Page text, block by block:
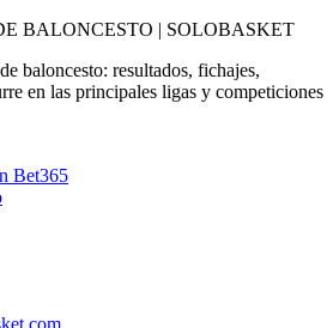
BALONCESTO | SOLOBASKET
baloncesto: resultados, fichajes,
en las principales ligas y competiciones
Bet365